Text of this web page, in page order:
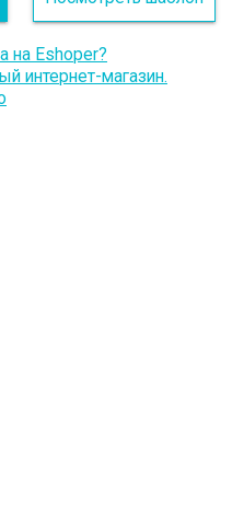
на Eshoper?
интернет-магазин.